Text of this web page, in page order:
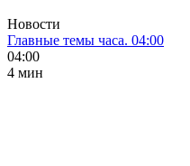
Новости
Главные темы часа. 04:00
04:00
4 мин